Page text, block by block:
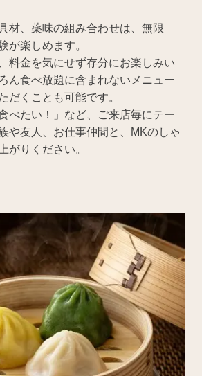
材、薬味の組み合わせは、無限
が楽しめます。
料金を気にせず存分にお楽しみい
ん食べ放題に含まれないメニュー
だくことも可能です。
べたい！」など、ご来店毎にテー
や友人、お仕事仲間と、MKのしゃ
がりください。